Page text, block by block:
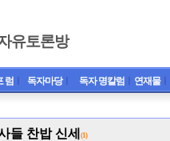
유토론방
럼 독자마당ㅣ 독자 명칼럼 연재물ㅣ
들 찬밥 신세 (1)